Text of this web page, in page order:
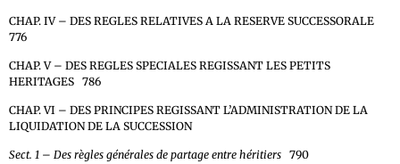
CHAP. IV – DES REGLES RELATIVES A LA RESERVE SUCCESSORALE
776
CHAP. V – DES REGLES SPECIALES REGISSANT LES PETITS
HERITAGES 786
CHAP. VI – DES PRINCIPES REGISSANT L’ADMINISTRATION DE LA
LIQUIDATION DE LA SUCCESSION
Sect. 1 – Des règles générales de partage entre héritiers 790